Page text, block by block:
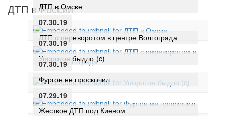
ДТП в России
ДТП в Омске
07.30.19
ДТП с переворотом в центре Волгограда
07.30.19
Упоротое быдло (c)
07.30.19
Фургон не проскочил
07.29.19
Жесткое ДТП под Киевом